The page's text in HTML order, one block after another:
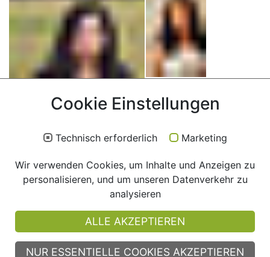
Cookie Einstellungen
Technisch erforderlich Marketing
Wir verwenden Cookies, um Inhalte und Anzeigen zu
personalisieren, und um unseren Datenverkehr zu
analysieren
ALLE AKZEPTIEREN
NUR ESSENTIELLE COOKIES AKZEPTIEREN